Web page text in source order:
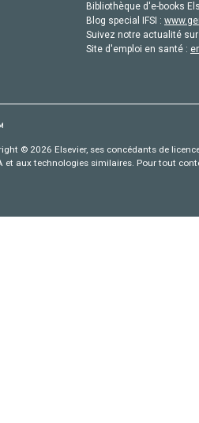
Bibliothèque d'e-books
Blog special IFSI :
Suivez notre actualité
Site d'emploi en santé :
© 2026 Elsevier, ses concédants de
et aux technologies similaires. Pour tout